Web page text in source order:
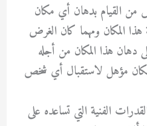
القيام بدهان أي مكان
المكان ومهما كان الغرض
دهان هذا المكان من أجله
مؤهل لاستقبال أي شخص
الفنية التي تساعده على